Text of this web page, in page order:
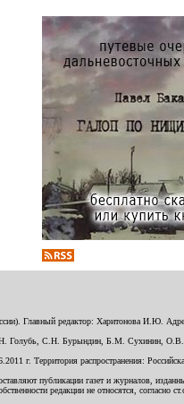
Главный редактор: Харитонова И.Ю.
Голубь, С.Н. Бурындин, Б.М. Сухинин, О.В.
г. Территория распространения:
публикации газет и журналов,
редакции не относятся, согласно